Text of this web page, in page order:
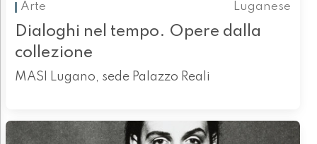
Arte
Luganese
Dialoghi nel tempo. Opere dalla
collezione
MASI Lugano, sede Palazzo Reali